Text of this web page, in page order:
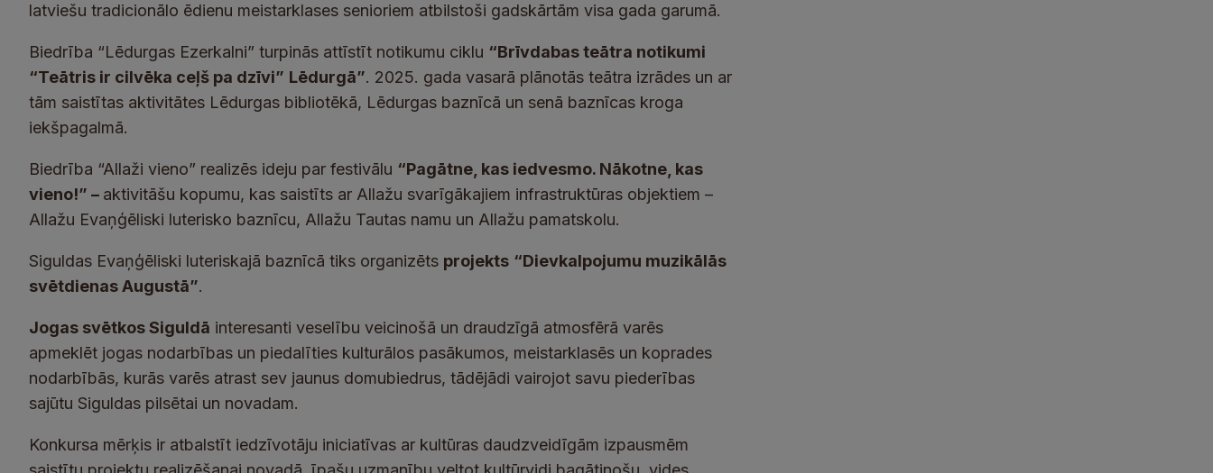
latviešu tradicionālo ēdienu meistarklases senioriem atbilstoši gadskārtām visa gada garumā.
Biedrība “Lēdurgas Ezerkalni” turpinās attīstīt notikumu ciklu “Brīvdabas teātra notikumi
“Teātris ir cilvēka ceļš pa dzīvi” Lēdurgā”. 2025. gada vasarā plānotās teātra izrādes un ar
tām saistītas aktivitātes Lēdurgas bibliotēkā, Lēdurgas baznīcā un senā baznīcas kroga
iekšpagalmā.
Biedrība “Allaži vieno” realizēs ideju par festivālu “Pagātne, kas iedvesmo. Nākotne, kas
vieno!” – aktivitāšu kopumu, kas saistīts ar Allažu svarīgākajiem infrastruktūras objektiem –
Allažu Evaņģēliski luterisko baznīcu, Allažu Tautas namu un Allažu pamatskolu.
Siguldas Evaņģēliski luteriskajā baznīcā tiks organizēts projekts “Dievkalpojumu muzikālās
svētdienas Augustā”.
Jogas svētkos Siguldā interesanti veselību veicinošā un draudzīgā atmosfērā varēs
apmeklēt jogas nodarbības un piedalīties kulturālos pasākumos, meistarklasēs un koprades
nodarbībās, kurās varēs atrast sev jaunus domubiedrus, tādējādi vairojot savu piederības
sajūtu Siguldas pilsētai un novadam.
Konkursa mērķis ir atbalstīt iedzīvotāju iniciatīvas ar kultūras daudzveidīgām izpausmēm